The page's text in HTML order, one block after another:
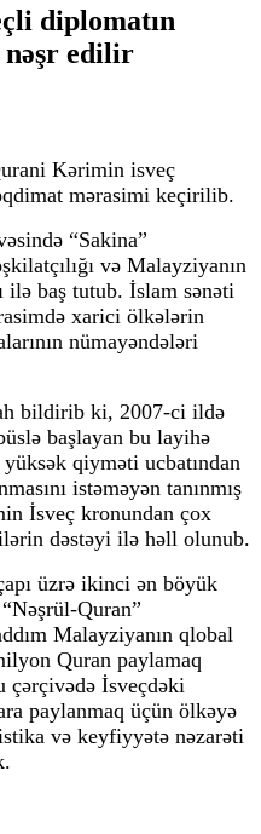
diplomatın
edilir
Kərimin isveç
mərasimi keçirilib.
“Sakina”
və Malayziyanın
ilə baş tutub. İslam sənəti
xarici ölkələrin
nümayəndələri
bildirib ki, 2007-ci ildə
başlayan bu layihə
qiyməti ucbatından
istəməyən tanınmış
İsveç kronundan çox
dəstəyi ilə həll olunub.
üzrə ikinci ən böyük
Quran”
Malayziyanın qlobal
Quran paylamaq
çərçivədə İsveçdəki
paylanmaq üçün ölkəyə
və keyfiyyətə nəzarəti